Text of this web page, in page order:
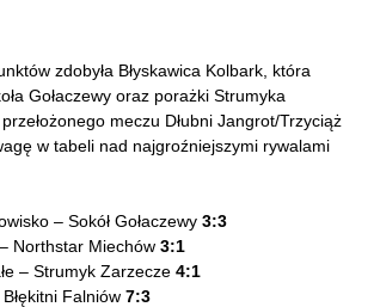
zdobyła Błyskawica Kolbark, która
Gołaczewy oraz porażki Strumyka
meczu Dłubni Jangrot/Trzyciąż
w tabeli nad najgroźniejszymi rywalami
– Sokół Gołaczewy 3:3
Northstar Miechów 3:1
– Strumyk Zarzecze 4:1
Falniów 7:3